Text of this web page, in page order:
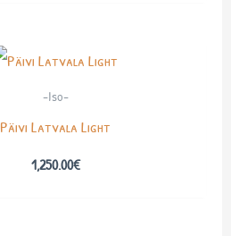
-Iso-
Päivi Latvala Light
1,250.00€